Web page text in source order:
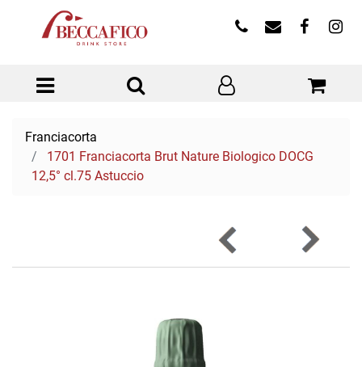
Open menu
Franciacorta
1701 Franciacorta Brut Nature Biologico DOCG
12,5° cl.75 Astuccio